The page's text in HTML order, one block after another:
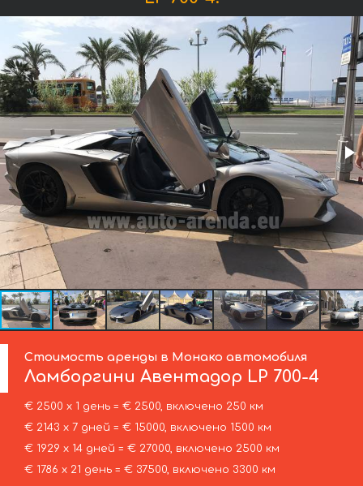
Стоимость аренды в Монако автомобиля
Ламборгини Авентадор LP 700-4
€ 2500 х 1 день = € 2500, включено 250 км
€ 2143 х 7 дней = € 15000, включено 1500 км
€ 1929 х 14 дней = € 27000, включено 2500 км
€ 1786 х 21 день = € 37500, включено 3300 км